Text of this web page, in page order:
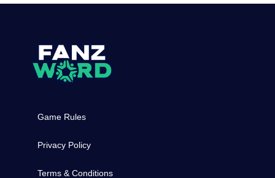
Game Rules
Privacy Policy
Terms & Conditions